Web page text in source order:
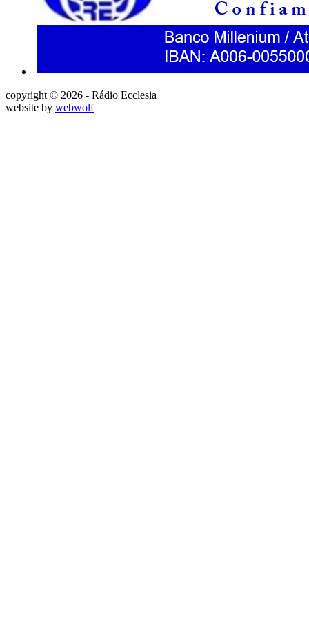
copyright © 2026 - Rádio Ecclesia
website by webwolf